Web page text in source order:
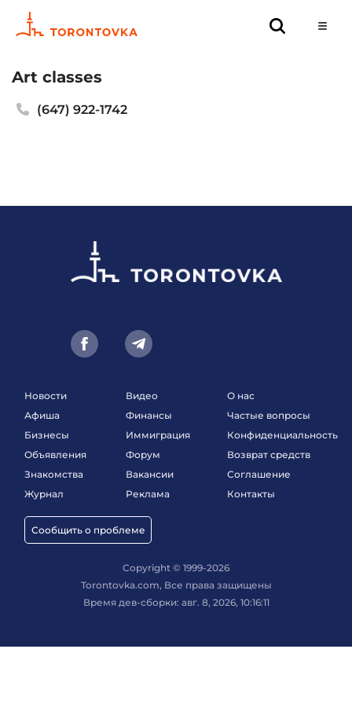
Art classes
(647) 922-1742
Новости
Афиша
Бизнесы
Объявления
Знакомства
Журнал
Сообщить о проблеме
Видео
Финансы
Иммиграция
Форум
Вакансии
Реклама
О нас
Частые вопросы
Конфиденциальность
Возврат средств
Соглашение
Контакты
Copyright © 1999-2026
Torontovka.com, Все права защищены
Время дев-сборки: авг. 8, 2026, 10:16:11